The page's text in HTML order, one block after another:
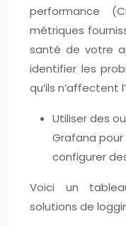
performance
métriques
santé de votre
identifier les
qu’ils n’affectent
Utiliser des
Grafana
configurer
Voici un
solutions de